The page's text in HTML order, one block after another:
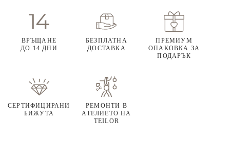
ВРЪЩАНЕ
ДО 14 ДНИ
БЕЗПЛАТНА
ДОСТАВКА
ПРЕМИУМ
ОПАКОВКА ЗА
ПОДАРЪК
СЕРТИФИЦИРАНИ
БИЖУТА
РЕМОНТИ В
АТЕЛИЕТО НА
TEILOR